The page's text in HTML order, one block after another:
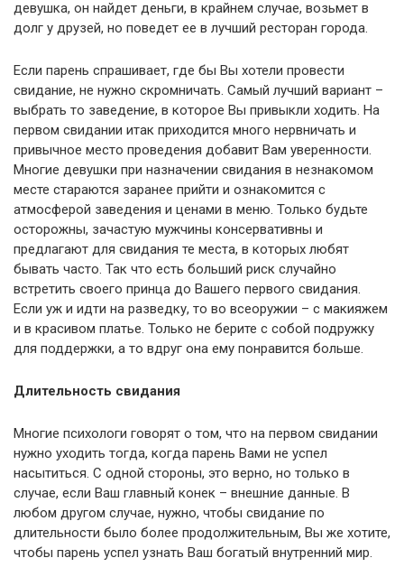
девушка, он найдет деньги, в крайнем случае, возьмет в
долг у друзей, но поведет ее в лучший ресторан города.
Если парень спрашивает, где бы Вы хотели провести
свидание, не нужно скромничать. Самый лучший вариант –
выбрать то заведение, в которое Вы привыкли ходить. На
первом свидании итак приходится много нервничать и
привычное место проведения добавит Вам уверенности.
Многие девушки при назначении свидания в незнакомом
месте стараются заранее прийти и ознакомится с
атмосферой заведения и ценами в меню. Только будьте
осторожны, зачастую мужчины консервативны и
предлагают для свидания те места, в которых любят
бывать часто. Так что есть больший риск случайно
встретить своего принца до Вашего первого свидания.
Если уж и идти на разведку, то во всеоружии – с макияжем
и в красивом платье. Только не берите с собой подружку
для поддержки, а то вдруг она ему понравится больше.
Длительность свидания
Многие психологи говорят о том, что на первом свидании
нужно уходить тогда, когда парень Вами не успел
насытиться. С одной стороны, это верно, но только в
случае, если Ваш главный конек – внешние данные. В
любом другом случае, нужно, чтобы свидание по
длительности было более продолжительным, Вы же хотите,
чтобы парень успел узнать Ваш богатый внутренний мир.